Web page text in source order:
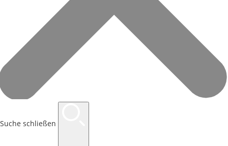
Suche schließen